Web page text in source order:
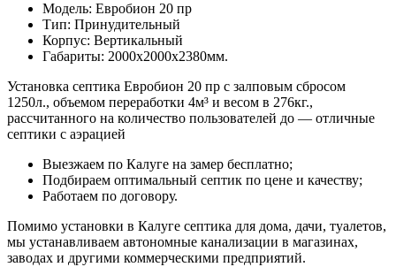
Модель: Евробион 20 пр
Тип: Принудительный
Корпус: Вертикальный
Габариты: 2000х2000х2380мм.
Установка септика Евробион 20 пр с залповым сбросом
1250л., объемом переработки 4м³ и весом в 276кг.,
рассчитанного на количество пользователей до — отличные
септики с аэрацией
Выезжаем по Калуге на замер бесплатно;
Подбираем оптимальный септик по цене и качеству;
Работаем по договору.
Помимо установки в Калуге септика для дома, дачи, туалетов,
мы устанавливаем автономные канализации в магазинах,
заводах и другими коммерческими предприятий.